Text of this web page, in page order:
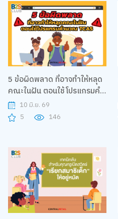
5 ข้อผิดพลาด ที่อาจทำให้หลุด
คณะในฝัน ตอนใช้โปรแกรมคํา
นวณ TCAS
10 มิ.ย. 69
5
146